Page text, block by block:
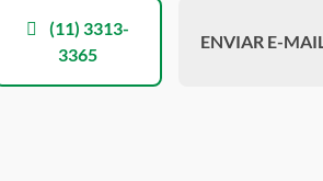
(11) 3313-
3365
ENVIAR E-